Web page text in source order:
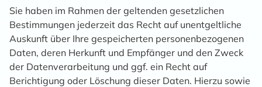
Sie haben im Rahmen der geltenden gesetzlichen
Bestimmungen jederzeit das Recht auf unentgeltliche
Auskunft über Ihre gespeicherten personenbezogenen
Daten, deren Herkunft und Empfänger und den Zweck
der Datenverarbeitung und ggf. ein Recht auf
Berichtigung oder Löschung dieser Daten. Hierzu sowie